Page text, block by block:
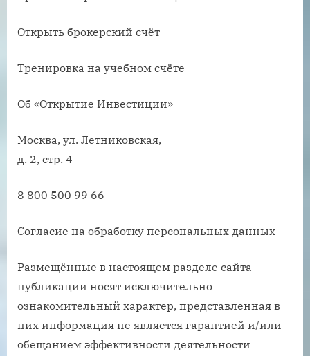
Открыть брокерский счёт
Тренировка на учебном счёте
Об «Открытие Инвестиции»
Москва, ул. Летниковская,
д. 2, стр. 4
8 800 500 99 66
Согласие на обработку персональных данных
Размещённые в настоящем разделе сайта
публикации носят исключительно
ознакомительный характер, представленная в
них информация не является гарантией и/или
обещанием эффективности деятельности